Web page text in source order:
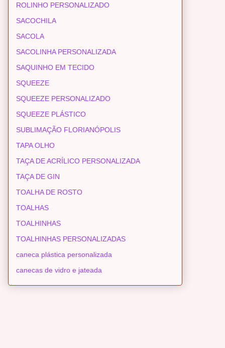
ROLINHO PERSONALIZADO
SACOCHILA
SACOLA
SACOLINHA PERSONALIZADA
SAQUINHO EM TECIDO
SQUEEZE
SQUEEZE PERSONALIZADO
SQUEEZE PLÁSTICO
SUBLIMAÇÃO FLORIANÓPOLIS
TAPA OLHO
TAÇA DE ACRÍLICO PERSONALIZADA
TAÇA DE GIN
TOALHA DE ROSTO
TOALHAS
TOALHINHAS
TOALHINHAS PERSONALIZADAS
caneca plástica personalizada
canecas de vidro e jateada